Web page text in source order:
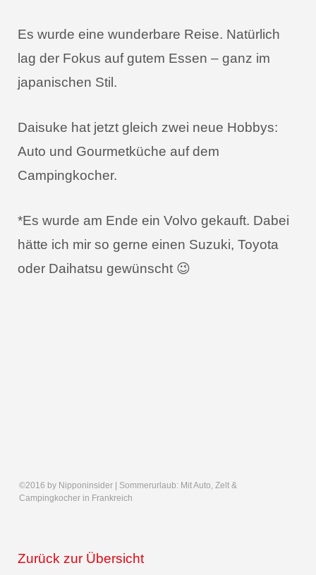
Es wurde eine wunderbare Reise. Natürlich
lag der Fokus auf gutem Essen – ganz im
japanischen Stil.
Daisuke hat jetzt gleich zwei neue Hobbys:
Auto und Gourmetküche auf dem
Campingkocher.
*Es wurde am Ende ein Volvo gekauft. Dabei
hätte ich mir so gerne einen Suzuki, Toyota
oder Daihatsu gewünscht 😉
©2016 by Nipponinsider | Sommerurlaub: Mit Auto, Zelt &
Campingkocher in Frankreich
Zurück zur Übersicht